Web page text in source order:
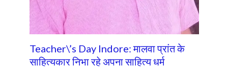
Teacher\’s Day Indore: मालवा प्रांत के
साहित्यकार निभा रहे अपना साहित्य धर्म